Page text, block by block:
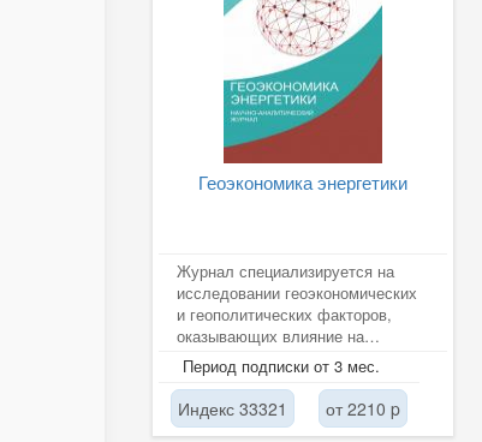
Геоэкономика энергетики
Журнал специализируется на
исследовании геоэкономических
и геополитических факторов,
оказывающих влияние на
интересы российских
производителей и...
Период подписки от 3 мес.
Индекс 33321 от 2210 p